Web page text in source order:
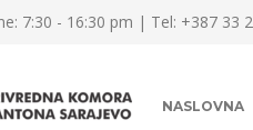
7:30 - 16:30 pm | Tel: +387 33
NASLOVNA